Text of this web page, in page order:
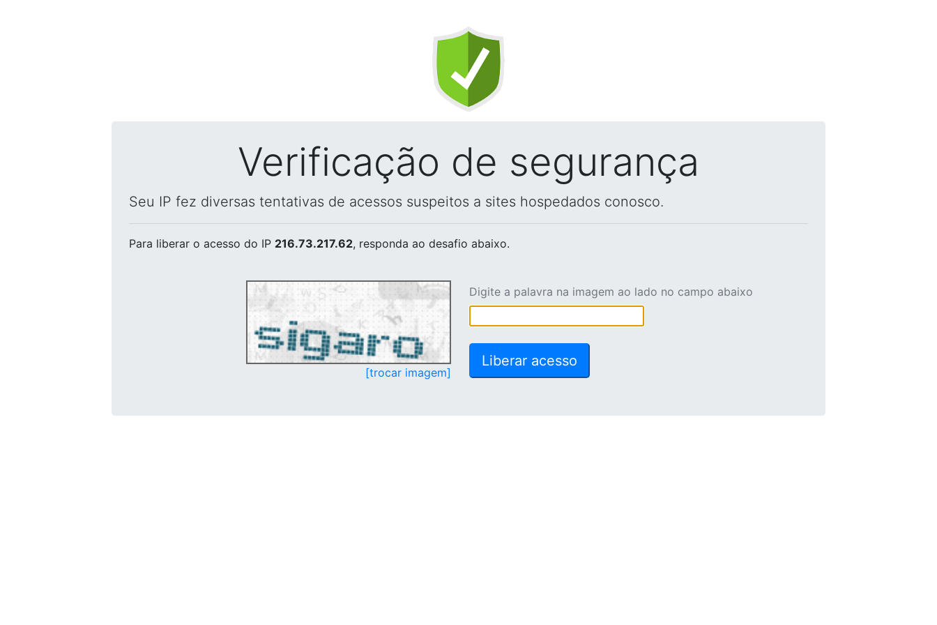
Verificação de segurança
Seu IP fez diversas tentativas de acessos suspeitos a sites hospedados conosco.
Para liberar o acesso do IP 216.73.217.62, responda ao desafio abaixo.
[trocar imagem]
Digite a palavra na imagem ao lado no campo abaixo